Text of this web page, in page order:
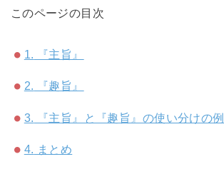
このページの目次
1. 『主旨』
2. 『趣旨』
3. 『主旨』と『趣旨』の使い分けの例
4. まとめ